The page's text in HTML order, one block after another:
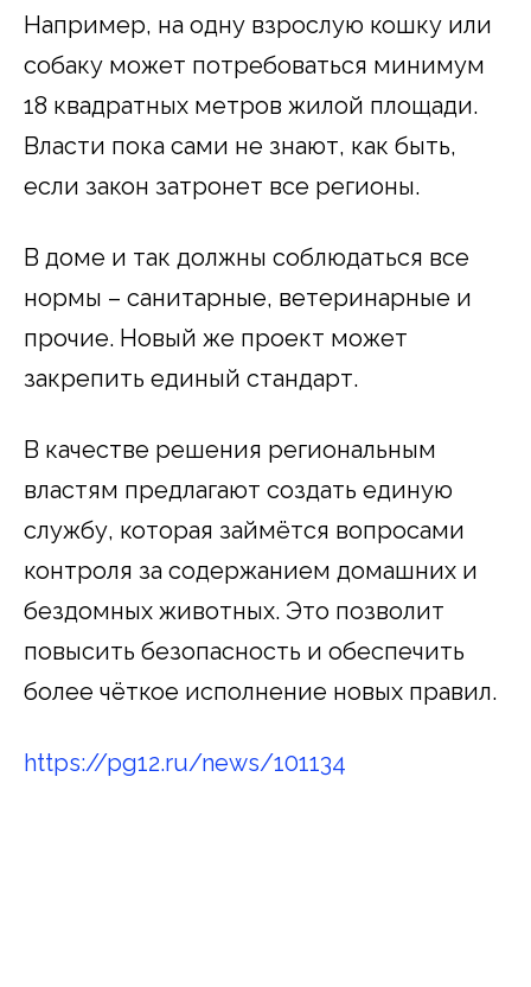
Например, на одну взрослую кошку или
собаку может потребоваться минимум
18 квадратных метров жилой площади.
Власти пока сами не знают, как быть,
если закон затронет все регионы.
В доме и так должны соблюдаться все
нормы – санитарные, ветеринарные и
прочие. Новый же проект может
закрепить единый стандарт.
В качестве решения региональным
властям предлагают создать единую
службу, которая займётся вопросами
контроля за содержанием домашних и
бездомных животных. Это позволит
повысить безопасность и обеспечить
более чёткое исполнение новых правил.
https://pg12.ru/news/101134